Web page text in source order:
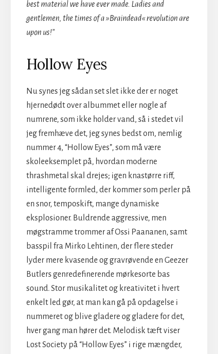
best material we have ever made. Ladies and
gentlemen, the times of a »Braindead« revolution are
upon us!”
Hollow Eyes
Nu synes jeg sådan set slet ikke der er noget
hjernedødt over albummet eller nogle af
numrene, som ikke holder vand, så i stedet vil
jeg fremhæve det, jeg synes bedst om, nemlig
nummer 4, “Hollow Eyes”, som må være
skoleeksemplet på, hvordan moderne
thrashmetal skal drejes; igen knastørre riff,
intelligente formled, der kommer som perler på
en snor, temposkift, mange dynamiske
eksplosioner. Buldrende aggressive, men
møgstramme trommer af Ossi Paananen, samt
basspil fra Mirko Lehtinen, der flere steder
lyder mere kvasende og gravrøvende en Geezer
Butlers genredefinerende mørkesorte bas
sound. Stor musikalitet og kreativitet i hvert
enkelt led gør, at man kan gå på opdagelse i
nummeret og blive gladere og gladere for det,
hver gang man hører det. Melodisk tæft viser
Lost Society på “Hollow Eyes” i rige mængder,